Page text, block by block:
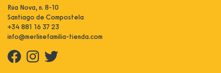
Rúa Nova, n. 8-10
Santiago de Compostela
+34 881 16 37 23
info@merlinefamilia-tienda.com